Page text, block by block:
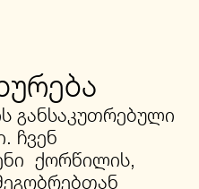
განსაკუთრებული
ჩვენ
ქორწილის,